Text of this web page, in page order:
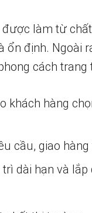
làm từ
ổn định. Ngoài
cách trang
khách hàng
cầu, giao
dài hạn và